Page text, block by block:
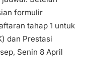
formulir
tahap 1 untuk
dan Prestasi
Senin 8 April